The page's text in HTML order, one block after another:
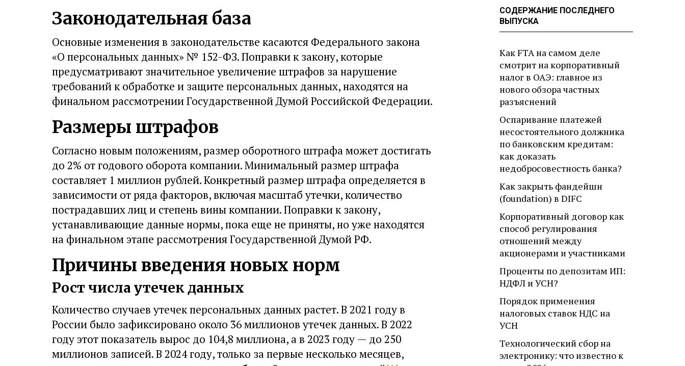
Законодательная база
Основные изменения в законодательстве касаются Федерального закона
«О персональных данных» № 152-ФЗ. Поправки к закону, которые
предусматривают значительное увеличение штрафов за нарушение
требований к обработке и защите персональных данных, находятся на
финальном рассмотрении Государственной Думой Российской Федерации.
Размеры штрафов
Согласно новым положениям, размер оборотного штрафа может достигать
до 2% от годового оборота компании. Минимальный размер штрафа
составляет 1 миллион рублей. Конкретный размер штрафа определяется в
зависимости от ряда факторов, включая масштаб утечки, количество
пострадавших лиц и степень вины компании. Поправки к закону,
устанавливающие данные нормы, пока еще не приняты, но уже находятся
на финальном этапе рассмотрения Государственной Думой РФ.
Причины введения новых норм
Рост числа утечек данных
Количество случаев утечек персональных данных растет. В 2021 году в
России было зафиксировано около 36 миллионов утечек данных. В 2022
году этот показатель вырос до 104,8 миллиона, а в 2023 году — до 250
миллионов записей. В 2024 году, только за первые несколько месяцев,
СОДЕРЖАНИЕ ПОСЛЕДНЕГО
ВЫПУСКА
Как FTA на самом деле
смотрит на корпоративный
налог в ОАЭ: главное из
нового обзора частных
разъяснений
Оспаривание платежей
несостоятельного должника
по банковским кредитам:
как доказать
недобросовестность банка?
Как закрыть фандейшн
(foundation) в DIFC
Корпоративный договор как
способ регулирования
отношений между
акционерами и участниками
Проценты по депозитам ИП:
НДФЛ и УСН?
Порядок применения
налоговых ставок НДС на
УСН
Технологический сбор на
электронику: что известно к